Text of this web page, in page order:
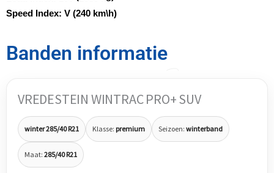
Speed Index: V (240 km\h)
Banden informatie
VREDESTEIN WINTRAC PRO+ SUV
winter 285/40 R21 Klasse: premium Seizoen: winterband
Maat: 285/40 R21